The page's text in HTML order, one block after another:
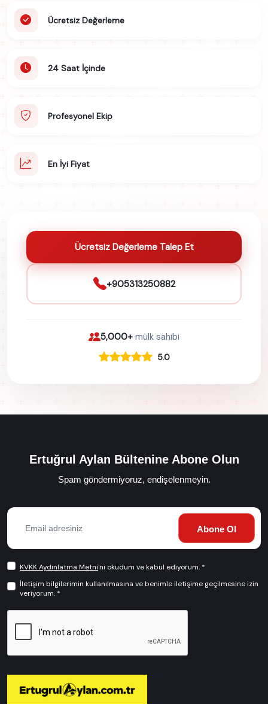
Ücretsiz Değerleme
24 Saat İçinde
Profesyonel Ekip
En İyi Fiyat
Ücretsiz Değerleme Talep Et
+905313250882
5,000+ mülk sahibi
5.0
Ertuğrul Aylan Bültenine Abone Olun
Spam göndermiyoruz, endişelenmeyin.
Abone Ol
KVKK Aydınlatma Metni'ni okudum ve kabul ediyorum. *
İletişim bilgilerimin kullanılmasına ve benimle iletişime geçilmesine izin
veriyorum. *